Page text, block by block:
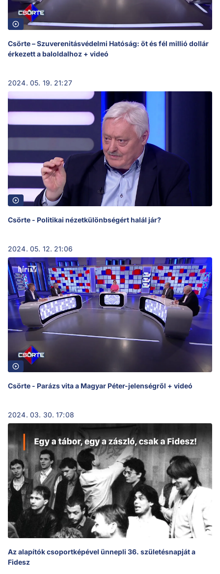
Csörte – Szuverenitásvédelmi Hatóság: öt és fél millió dollár
érkezett a baloldalhoz + videó
2024. 05. 19. 21:27
Csörte - Politikai nézetkülönbségért halál jár?
2024. 05. 12. 21:06
Csörte - Parázs vita a Magyar Péter-jelenségről + videó
2024. 03. 30. 17:08
Az alapítók csoportképével ünnepli 36. születésnapját a
Fidesz